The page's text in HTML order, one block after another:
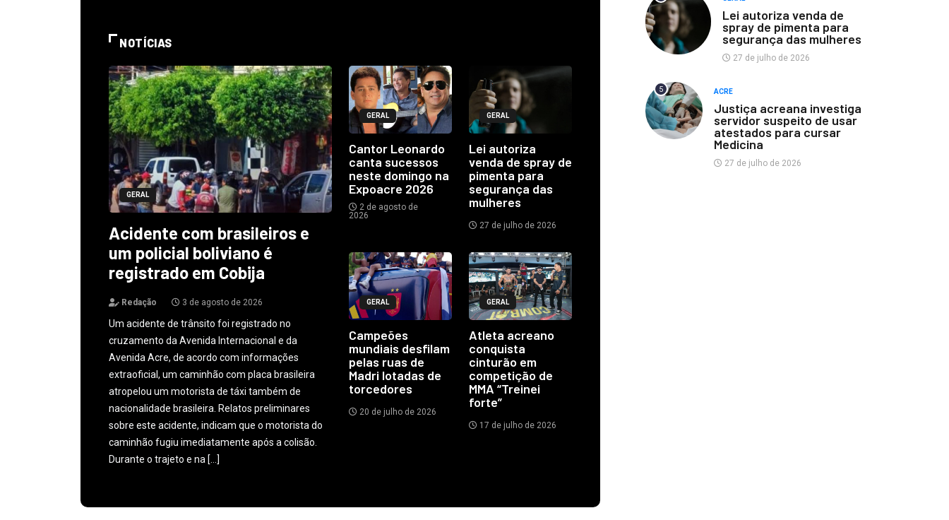
NOTÍCIAS
GERAL
Acidente com brasileiros e
um policial boliviano é
registrado em Cobija
Redação 3 de agosto de 2026
Um acidente de trânsito foi registrado no
cruzamento da Avenida Internacional e da
Avenida Acre, de acordo com informações
extraoficial, um caminhão com placa brasileira
atropelou um motorista de táxi também de
nacionalidade brasileira. Relatos preliminares
sobre este acidente, indicam que o motorista do
caminhão fugiu imediatamente após a colisão.
Durante o trajeto e na […]
GERAL
Cantor Leonardo
canta sucessos
neste domingo na
Expoacre 2026
2 de agosto de
2026
GERAL
Lei autoriza
venda de spray de
pimenta para
segurança das
mulheres
27 de julho de 2026
GERAL
Campeões
mundiais desfilam
pelas ruas de
Madri lotadas de
torcedores
20 de julho de 2026
GERAL
Atleta acreano
conquista
cinturão em
competição de
MMA “Treinei
forte”
17 de julho de 2026
Lei autoriza venda de
spray de pimenta para
segurança das mulheres
27 de julho de 2026
5 ACRE
Justiça acreana investiga
servidor suspeito de usar
atestados para cursar
Medicina
27 de julho de 2026